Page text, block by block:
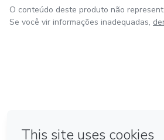
O conteúdo deste produto não
Se você vir informações inadequadas,
Feito com ❤ em Amsterdam